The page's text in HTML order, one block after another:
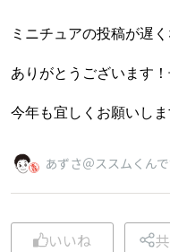
ミニチュアの投稿が遅く
ありがとうございます
今年も宜しくお願いしま
あずさ＠ススムくん
いいね